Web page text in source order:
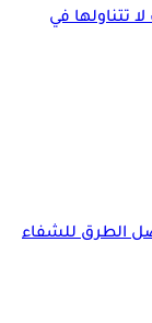
3 مشروبات لا تتناولها في
الطرق للشفاء